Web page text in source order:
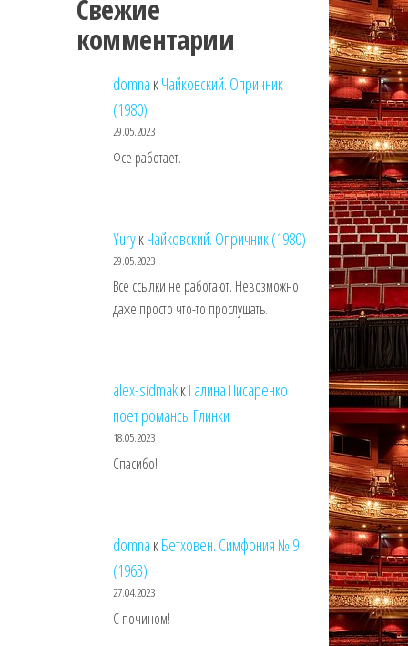
Свежие
комментарии
domna кЧайковский. Опричник
(1980)
29.05.2023
Фсе работает.
YuryкЧайковский. Опричник (1980)
29.05.2023
Все ссылки не работают. Невозможно
даже просто что-то прослушать.
alex-sidmakкГалина Писаренко
поет романсы Глинки
18.05.2023
Спасибо!
domna кБетховен. Симфония № 9
(1963)
27.04.2023
С почином!